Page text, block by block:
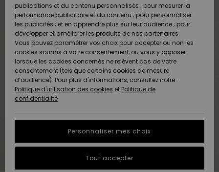
Surf
Snow
Nouveautés
A
Découvrir
Surf
Snow
Nouveautés
A
Découvrir
Snow
Communauté
Shop
Femme
A
Découvrir
Communauté
OUTLET
AIDE &
CONTACT
Carte
Cadeau
Quiksilver
Freedom
Protection
des
tailles
MAGASINS
QUIKSILVER
publications et du contenu personnalisés ; pour mesurer la
performance publicitaire et du contenu ; pour personnaliser
les publicités ; et en apprendre plus sur leur audience ; pour
développer et améliorer les produits de nos partenaires.
Vous pouvez paramétrer vos choix pour accepter ou non les
cookies soumis à votre consentement, ou vous y opposer
lorsque les cookies concernés ne relèvent pas de votre
consentement (tels que certains cookies de mesure
d’audience). Pour plus d'informations, consultez notre :
Politique d'utilisation des cookies et Politique de
confidentialité
Personnaliser mes choix
Tout accepter